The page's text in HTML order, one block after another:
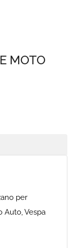
MOTO
per
Auto, Vespa